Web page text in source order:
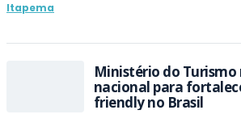
Itapema
Ministério do Turismo
nacional para
friendly no Brasil